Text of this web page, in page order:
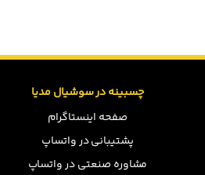
چسبینه در سوشیال مدیا
صفحه اینستاگرام
پشتیبانی در واتساپ
مشاوره صنعتی در واتساپ